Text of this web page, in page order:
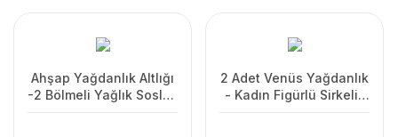
Ahşap Yağdanlık Altlığı
-2 Bölmeli Yağlık Sosluk
2 Adet Venüs Yağdanlık
- Kadın Figürlü Sirkelik